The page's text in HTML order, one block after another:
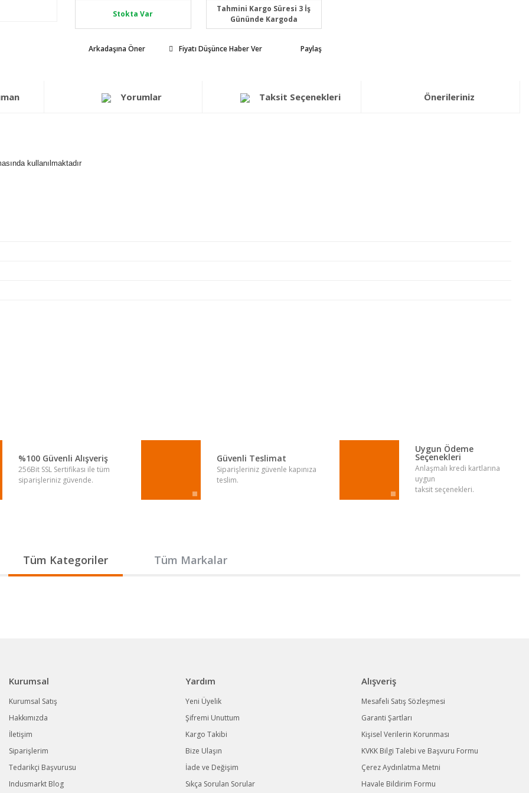
Stokta Var
Tahmini Kargo Süresi 3 İş
Gününde Kargoda
Arkadaşına Öner Fiyatı Düşünce Haber Ver Paylaş
Yorumlar Taksit Seçenekleri Önerileriniz
kullanılmaktadır
%100 Güvenli Alışveriş
256Bit SSL Sertifikası ile tüm
siparişleriniz güvende.
Güvenli Teslimat
Siparişleriniz güvenle kapınıza
teslim.
Uygun Ödeme
Seçenekleri
Anlaşmalı kredi kartlarına
uygun
taksit seçenekleri.
Tüm Kategoriler Tüm Markalar
Kurumsal
Kurumsal Satış
Hakkımızda
İletişim
Siparişlerim
Tedarikçi Başvurusu
Indusmarkt Blog
Yardım
Yeni Üyelik
Şifremi Unuttum
Kargo Takibi
Bize Ulaşın
İade ve Değişim
Sıkça Sorulan Sorular
Alışveriş
Mesafeli Satış Sözleşmesi
Garanti Şartları
Kişisel Verilerin Korunması
KVKK Bilgi Talebi ve Başvuru Formu
Çerez Aydınlatma Metni
Havale Bildirim Formu